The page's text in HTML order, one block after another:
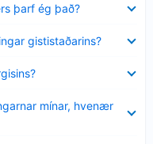
þarf ég það?
gististaðarins?
mínar, hvenær